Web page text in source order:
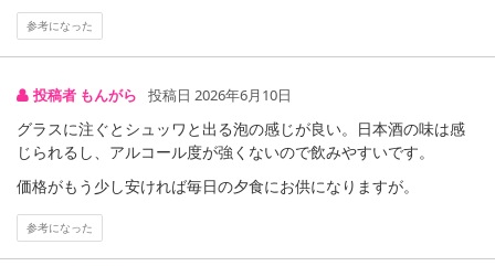
また、[新たな加工食品の原料原産地表示制度]の経過措置期間の終
あらかじめご了承いただいた上でお申込みください。なお、本理由
によるお申込み後のキャンセル・返品交換は対応いたしかねます。
【お支払いについて】
※送料はお試し費用に含まれております。
※d払い、PayPay、au PAY、au PAY(auかんたん決済)、ソフトバン
クまとめて支払い、楽天ペイ、メルペイ、AEON Pay、Amazon Pa
参考になった
投稿者 もんがら 投稿日 2026年6月10日
グラスに注ぐとシュッワと出る泡の感じが良い。日本酒の味は感
じられるし、アルコール度が強くないので飲みやすいです。
価格がもう少し安ければ毎日の夕食にお供になりますが。
参考になった